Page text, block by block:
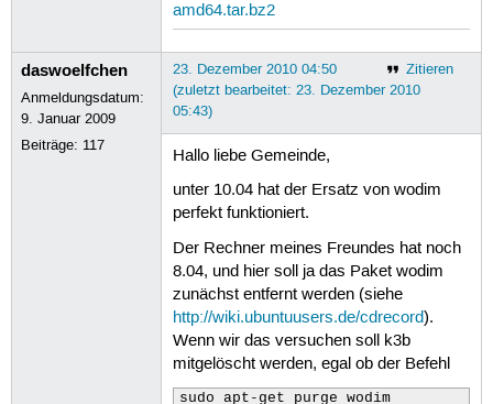
amd64.tar.bz2
daswoelfchen
Anmeldungsdatum:
9. Januar 2009
Beiträge: 117
Zitieren
23. Dezember 2010 04:50
(zuletzt bearbeitet: 23. Dezember 2010
05:43)
Hallo liebe Gemeinde,
unter 10.04 hat der Ersatz von wodim
perfekt funktioniert.
Der Rechner meines Freundes hat noch
8.04, und hier soll ja das Paket wodim
zunächst entfernt werden (siehe
http://wiki.ubuntuusers.de/cdrecord).
Wenn wir das versuchen soll k3b
mitgelöscht werden, egal ob der Befehl
sudo apt-get purge wodim